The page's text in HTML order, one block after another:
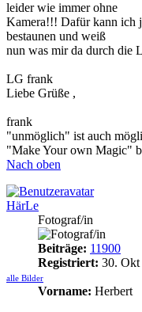
leider wie immer ohne
Kamera!!! Dafür kann ich
bestaunen und weiß
nun was mir da durch die
LG frank
Liebe Grüße ,
frank
"unmöglich" ist auch
"Make Your own Magic"
Nach oben
HärLe
Fotograf/in
Beiträge: 11900
Registriert: 30. Okt
alle Bilder
Vorname: Herbert